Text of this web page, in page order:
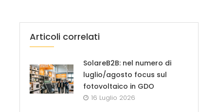
Articoli correlati
SolareB2B: nel numero di
luglio/agosto focus sul
fotovoltaico in GDO
16 Luglio 2026